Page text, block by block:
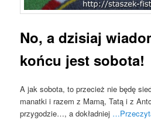
No, a dzisiaj
końcu jest sobota!
A jak sobota, to przecież nie będę
manatki i razem z Mamą, Tatą i z
przygodzie…, a dokładniej